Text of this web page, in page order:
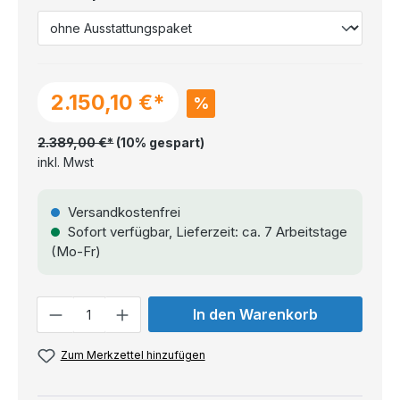
2.150,10 €* %
2.389,00 €* (10% gespart)
inkl. Mwst
Versandkostenfrei
Sofort verfügbar, Lieferzeit: ca. 7 Arbeitstage
(Mo-Fr)
In den Warenkorb
Zum Merkzettel hinzufügen